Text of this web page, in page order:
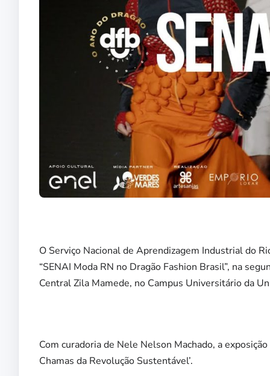
O Serviço Nacional de Aprendizagem Industrial do
“SENAI Moda RN no Dragão Fashion Brasil”, na
Central Zila Mamede, no Campus Universitário da
Com curadoria de Nele Nelson Machado, a
Chamas da Revolução Sustentável’.